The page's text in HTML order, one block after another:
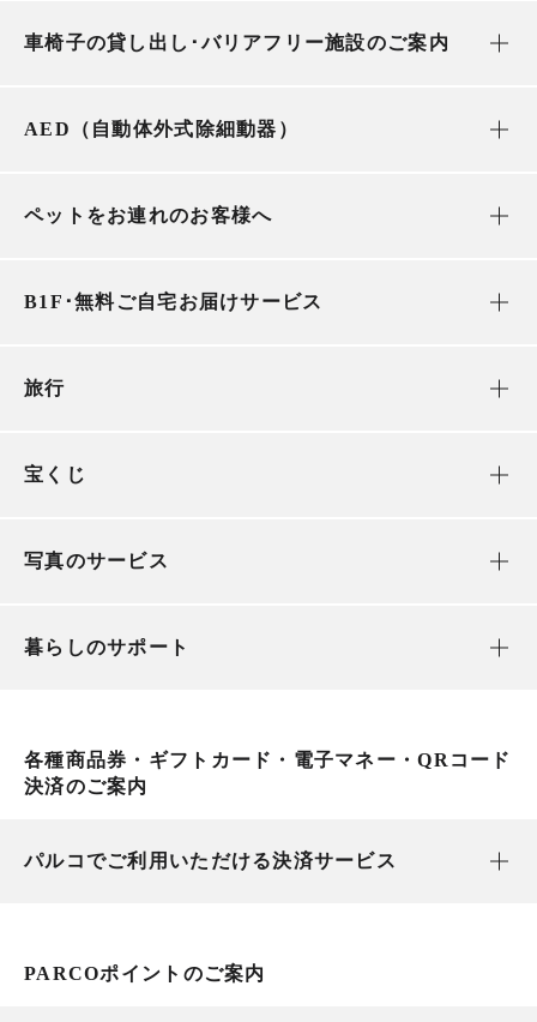
車椅子の貸し出し･バリアフリー施設のご案内
AED（自動体外式除細動器）
ペットをお連れのお客様へ
B1F･無料ご自宅お届けサービス
旅行
宝くじ
写真のサービス
暮らしのサポート
各種商品券・ギフトカード・電子マネー・QRコード
決済のご案内
パルコでご利用いただける決済サービス
PARCOポイントのご案内